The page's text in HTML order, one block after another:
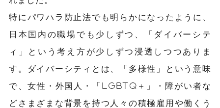
特にパワハラ防止法でも明らかになったように、
日本国内の職場でも少しずつ、「ダイバーシテ
ィ」という考え方が少しずつ浸透しつつありま
す。ダイバーシティとは、「多様性」という意味
で、女性・外国人・「LGBTQ＋」・障がい者な
どさまざまな背景を持つ人々の積極雇用や働くう